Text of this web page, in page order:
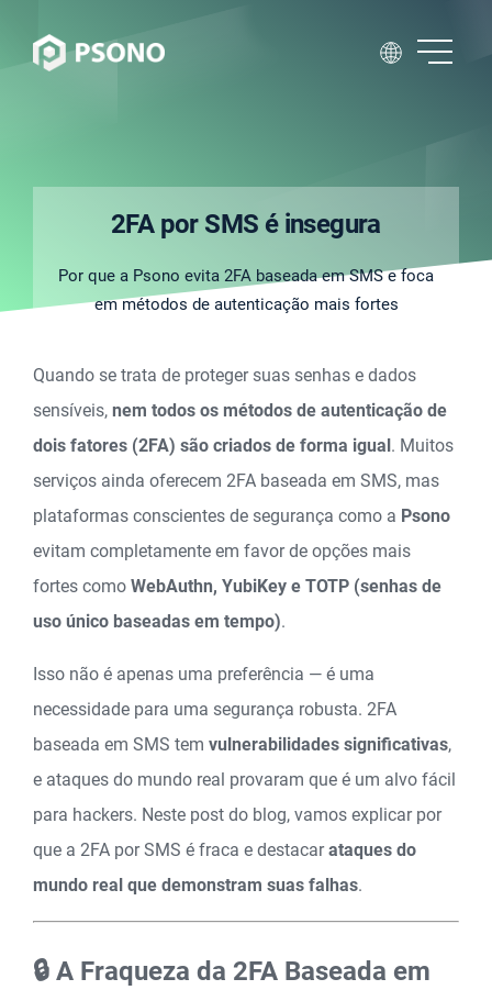
2FA por SMS é insegura
Por que a Psono evita 2FA baseada em SMS e foca
em métodos de autenticação mais fortes
Quando se trata de proteger suas senhas e dados
sensíveis, nem todos os métodos de autenticação de
dois fatores (2FA) são criados de forma igual. Muitos
serviços ainda oferecem 2FA baseada em SMS, mas
plataformas conscientes de segurança como a Psono
evitam completamente em favor de opções mais
fortes como WebAuthn, YubiKey e TOTP (senhas de
uso único baseadas em tempo).
Isso não é apenas uma preferência — é uma
necessidade para uma segurança robusta. 2FA
baseada em SMS tem vulnerabilidades significativas,
e ataques do mundo real provaram que é um alvo fácil
para hackers. Neste post do blog, vamos explicar por
que a 2FA por SMS é fraca e destacarataques do
mundo real que demonstram suas falhas.
🔒 A Fraqueza da 2FA Baseada em